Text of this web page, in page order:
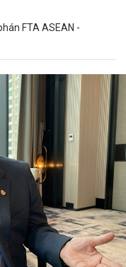
FTA ASEAN -